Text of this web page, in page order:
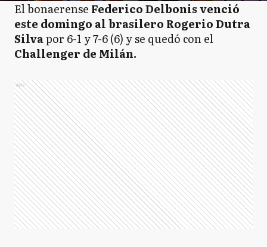
El bonaerense Federico Delbonis venció
este domingo al brasilero Rogerio Dutra
Silvapor 6-1 y 7-6 (6) y se quedó con el
Challenger de Milán.
Ads